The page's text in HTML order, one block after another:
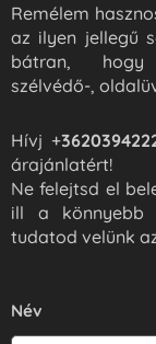
Remélem
az ilyen jellegű
bátran, hogy
szélvédő-,
Hívj +
árajánlatért!
Ne felejtsd el
ill a könnyebb
tudatod velünk
Név